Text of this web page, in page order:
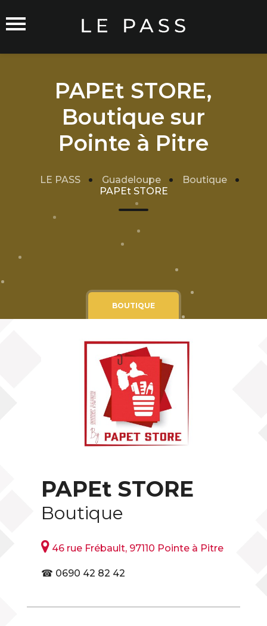
Commerçants sur Orléans
Carte du Réseau
Rejoindre le Réseau
Traitement de mes données
Cgu
Mentions légales
PAPEt STORE,
Boutique sur
Pointe à Pitre
LE PASS Guadeloupe
Boutique
PAPEt STORE
BOUTIQUE
PAPEt STORE
Boutique
46 rue Frébault, 97110 Pointe à Pitre
☎ 0690 42 82 42